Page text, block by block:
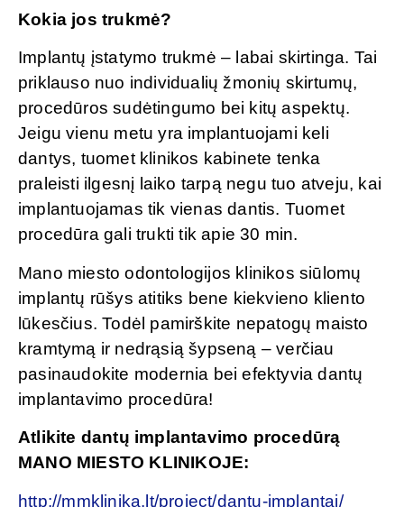
Kokia jos trukmė?
Implantų įstatymo trukmė – labai skirtinga. Tai
priklauso nuo individualių žmonių skirtumų,
procedūros sudėtingumo bei kitų aspektų.
Jeigu vienu metu yra implantuojami keli
dantys, tuomet klinikos kabinete tenka
praleisti ilgesnį laiko tarpą negu tuo atveju, kai
implantuojamas tik vienas dantis. Tuomet
procedūra gali trukti tik apie 30 min.
Mano miesto odontologijos klinikos siūlomų
implantų rūšys atitiks bene kiekvieno kliento
lūkesčius. Todėl pamirškite nepatogų maisto
kramtymą ir nedrąsią šypseną – verčiau
pasinaudokite modernia bei efektyvia dantų
implantavimo procedūra!
Atlikite dantų implantavimo procedūrą
MANO MIESTO KLINIKOJE:
http://mmklinika.lt/project/dantu-implantai/